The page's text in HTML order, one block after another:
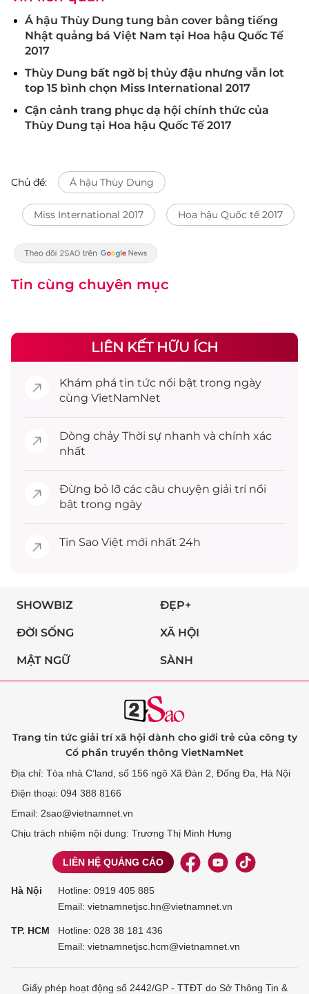
Á hậu Thùy Dung tung bản cover bằng tiếng
Nhật quảng bá Việt Nam tại Hoa hậu Quốc Tế
2017
Thùy Dung bất ngờ bị thủy đậu nhưng vẫn lot
top 15 bình chọn Miss International 2017
Cận cảnh trang phục dạ hội chính thức của
Thùy Dung tại Hoa hậu Quốc Tế 2017
Chủ đề: Á hậu Thùy Dung
Miss International 2017 Hoa hậu Quốc tế 2017
Tin cùng chuyên mục
LIÊN KẾT HỮU ÍCH
Khám phá tin tức nổi bật trong ngày
cùng VietNamNet
Dòng chảy Thời sự nhanh và chính xác
nhất
Đừng bỏ lỡ các câu chuyện giải trínổi
bật trong ngày
Tin Sao Việt mới nhất 24h
SHOWBIZ ĐẸP+
ĐỜI SỐNG XÃ HỘI
MẬT NGỮ SÀNH
Trang tin tức giải trí xã hội dành cho giới trẻ của công ty
Cổ phần truyền thông VietNamNet
Địa chỉ: Tòa nhà C’land, số 156 ngõ Xã Đàn 2, Đống Đa, Hà Nội
Điện thoại: 094 388 8166
Email: 2sao@vietnamnet.vn
Chịu trách nhiệm nội dung: Trương Thị Minh Hưng
LIÊN HỆ QUẢNG CÁO
Hà Nội Hotline: 0919 405 885
Email: vietnamnetjsc.hn@vietnamnet.vn
TP. HCM Hotline: 028 38 181 436
Email: vietnamnetjsc.hcm@vietnamnet.vn
Giấy phép hoạt động số 2442/GP - TTĐT do Sở Thông Tin &